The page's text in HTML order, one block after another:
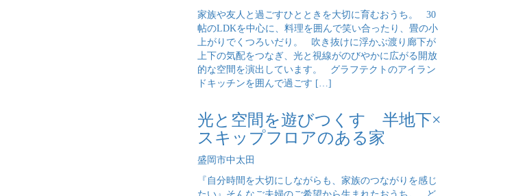
家族や友人と過ごすひとときを大切に育むおうち。 30
帖のLDKを中心に、料理を囲んで笑い合ったり、畳の小
上がりでくつろいだり。 吹き抜けに浮かぶ渡り廊下が
上下の気配をつなぎ、光と視線がのびやかに広がる開放
的な空間を演出しています。 グラフテクトのアイラン
ドキッチンを囲んで過ごす […]
光と空間を遊びつくす 半地下×
スキップフロアのある家
盛岡市中太田
『自分時間を大切にしながらも、家族のつながりを感じ